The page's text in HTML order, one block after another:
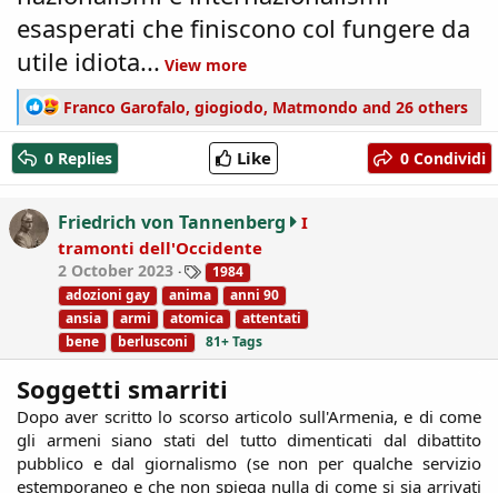
esasperati che finiscono col fungere da
utile idiota... View more
R
e
a
c
t
i
o
n
s
:
Franco Garofalo, giogiodo, Matmondo and 26 others
0 Replies Like 0 Condividi
Friedrich von Tannenberg
I
tramonti dell'Occidente
2 October 2023
T
a
g
s
1984
adozioni gay
anima
anni 90
ansia
armi atomica
attentati
bene
berlusconi 81+ Tags
Soggetti smarriti
Dopo aver scritto lo scorso articolo sull'Armenia, e di come
gli armeni siano stati del tutto dimenticati dal dibattito
pubblico e dal giornalismo (se non per qualche servizio
estemporaneo e che non spiega nulla di come si sia arrivati